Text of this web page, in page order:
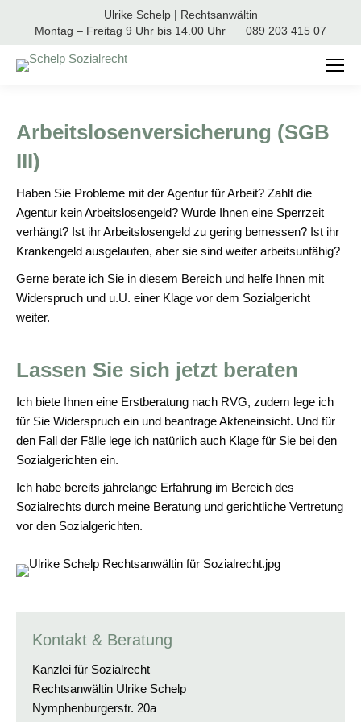
Ulrike Schelp | Rechtsanwältin
Montag – Freitag 9 Uhr bis 14.00 Uhr
089 203 415 07
Arbeitslosenversicherung (SGB
III)
Haben Sie Probleme mit der Agentur für Arbeit? Zahlt die
Agentur kein Arbeitslosengeld? Wurde Ihnen eine Sperrzeit
verhängt? Ist ihr Arbeitslosengeld zu gering bemessen? Ist ihr
Krankengeld ausgelaufen, aber sie sind weiter arbeitsunfähig?
Gerne berate ich Sie in diesem Bereich und helfe Ihnen mit
Widerspruch und u.U. einer Klage vor dem Sozialgericht
weiter.
Lassen Sie sich jetzt beraten
Ich biete Ihnen eine Erstberatung nach RVG, zudem lege ich
für Sie Widerspruch ein und beantrage Akteneinsicht. Und für
den Fall der Fälle lege ich natürlich auch Klage für Sie bei den
Sozialgerichten ein.
Ich habe bereits jahrelange Erfahrung im Bereich des
Sozialrechts durch meine Beratung und gerichtliche Vertretung
vor den Sozialgerichten.
Kontakt & Beratung
Kanzlei für Sozialrecht
Rechtsanwältin Ulrike Schelp
Nymphenburgerstr. 20a